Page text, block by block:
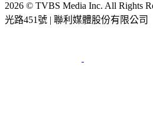
2026 © TVBS Media Inc. All Rights
光路451號 | 聯利媒體股份有限公司